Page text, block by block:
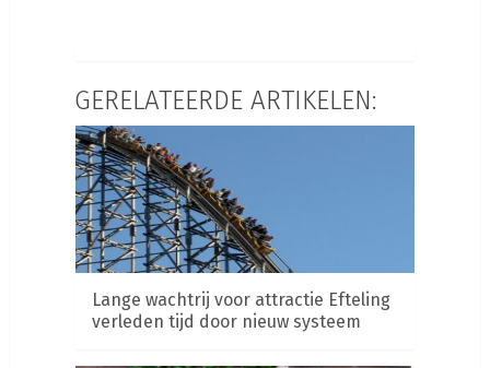
GERELATEERDE ARTIKELEN:
Lange wachtrij voor attractie Efteling
verleden tijd door nieuw systeem